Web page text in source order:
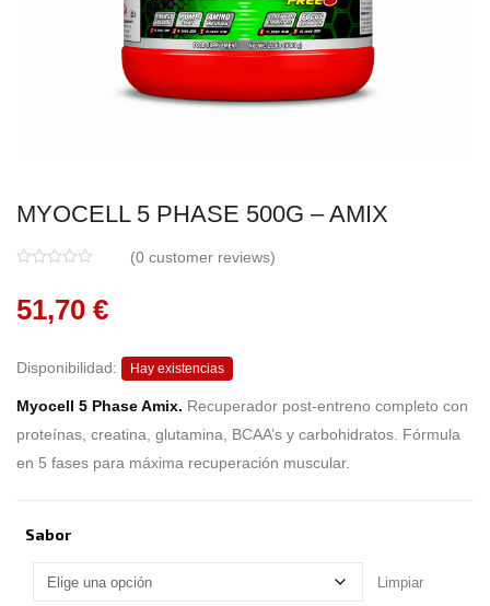
MYOCELL 5 PHASE 500G – AMIX
u
t
b
a
e
o
n
c
m
(0 customer reviews)
51,70 €
Disponibilidad: Hay existencias
Myocell 5 Phase Amix. Recuperador post-entreno completo con
proteínas, creatina, glutamina, BCAA’s y carbohidratos. Fórmula
en 5 fases para máxima recuperación muscular.
Sabor
Limpiar